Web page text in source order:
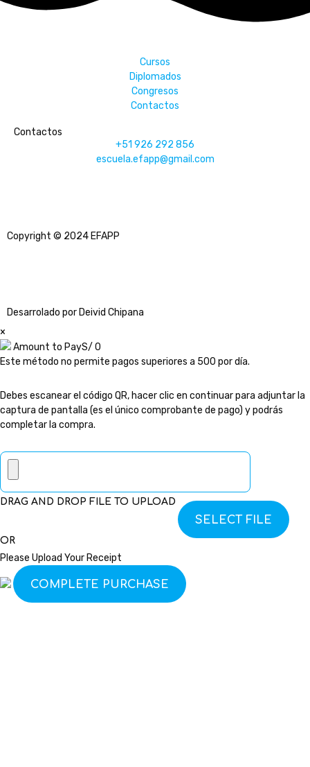
Cursos
Diplomados
Congresos
Contactos
Contactos
+51 926 292 856
escuela.efapp@gmail.com
Copyright © 2024 EFAPP
Desarrolado por Deivid Chipana
×
Amount to PayS/ 0
Este método no permite pagos superiores a 500 por día.
Debes escanear el código QR, hacer clic en continuar para adjuntar la
captura de pantalla (es el único comprobante de pago) y podrás
completar la compra.
DRAG AND DROP FILE TO UPLOAD
OR
SELECT FILE
Please Upload Your Receipt